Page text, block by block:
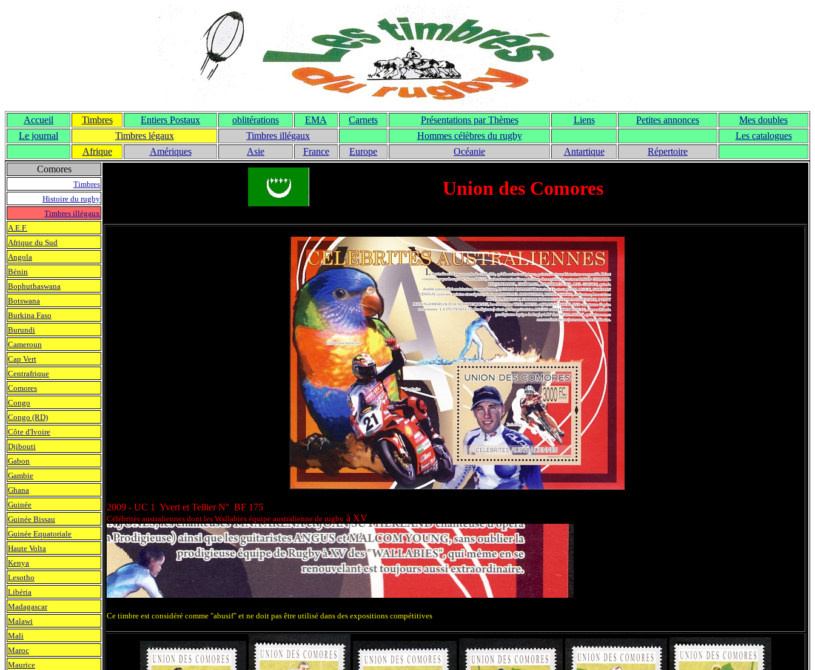
Accueil Timbres Entiers Postaux oblitérations EMA Carnets Présentations par Thèmes Liens Petites annonces
Mes doubles
Le journal
Timbres légaux Timbres illégaux Hommes célèbres du rugby
Les catalogues
Afrique
Amériques Asie France Europe Océanie Antartique
Répertoire
Comores
Union des Comores
2009 - UC 1 Yvert et Tellier N° BF 175
Célébrités australiennes dont les Wallabies équipe australienne de rugby à XV
Ce timbre est considéré comme "abusif" et ne doit pas être utilisé dans des expositions compétitives
Timbres
Histoire du rugby
Timbres illégaux
A.E.F.
Afrique du Sud
Angola
Bénin
Bophuthaswana
Botswana
Burkina Faso
Burundi
Cameroun
Cap Vert
Centrafrique
Comores
Congo
Congo (RD)
Côte d'Ivoire
Djibouti
Gabon
Gambie
Ghana
Guinée
Guinée Bissau
Guinée Equatoriale
Haute Volta
Kenya
Lesotho
Libéria
Madagascar
Malawi
Mali
Maroc
Maurice